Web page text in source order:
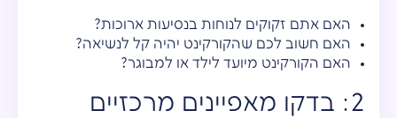
האם אתם זקוקים לנוחות בנסיעות ארוכות?
האם חשוב לכם שהקורקינט יהיה קל לנשיאה?
האם הקורקינט מיועד לילד או למבוגר?
2: בדקו מאפיינים מרכזיים